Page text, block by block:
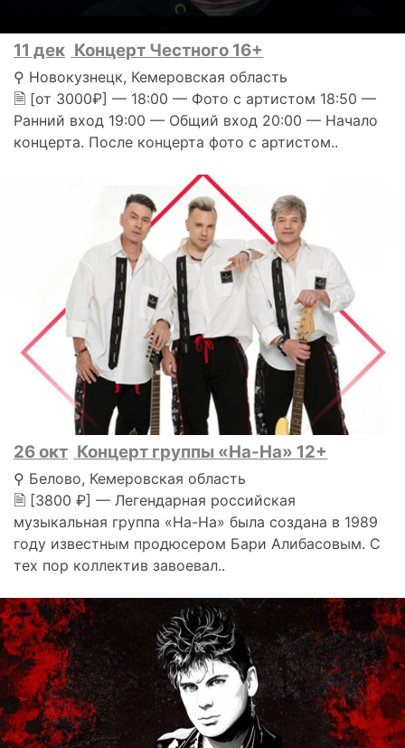
11 дек Концерт Честного 16+
⚲ Новокузнецк, Кемеровская область
🗎 [от 3000₽] — 18:00 — Фото с артистом 18:50 —
Ранний вход 19:00 — Общий вход 20:00 — Начало
концерта. После концерта фото с артистом..
26 окт Концерт группы «На-На» 12+
⚲ Белово, Кемеровская область
🗎 [3800 ₽] — Легендарная российская
музыкальная группа «На-На» была создана в 1989
году известным продюсером Бари Алибасовым. С
тех пор коллектив завоевал..